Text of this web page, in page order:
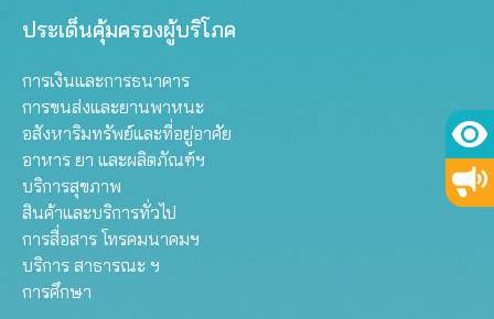
ประเด็นคุ้มครองผู้บริโภค
การเงินและการธนาคาร
การขนส่งและยานพาหนะ
อสังหาริมทรัพย์และที่อยู่อาศัย
อาหาร ยา และผลิตภัณฑ์ฯ
บริการสุขภาพ
สินค้าและบริการทั่วไป
การสื่อสาร โทรคมนาคมฯ
บริการ สาธารณะ ฯ
การศึกษา